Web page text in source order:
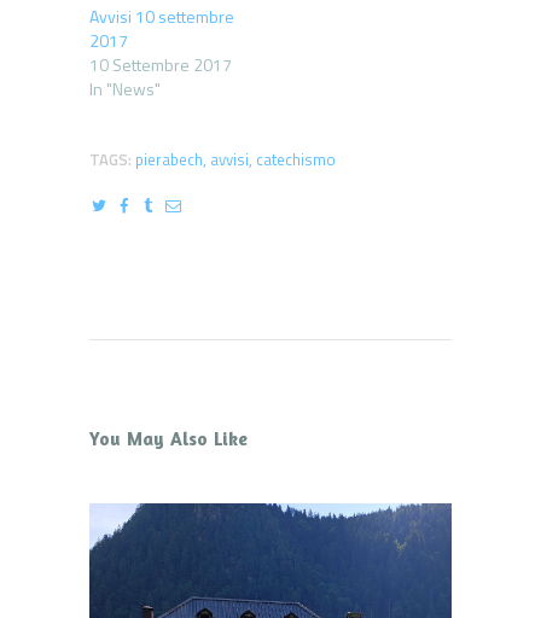
Avvisi 10 settembre
2017
10 Settembre 2017
In "News"
TAGS: pierabech, avvisi, catechismo
You May Also Like